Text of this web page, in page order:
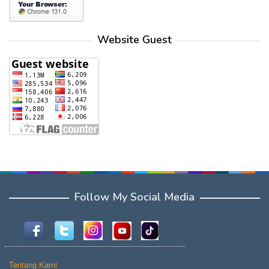
Website Guest
Follow My Social Media
Tentang Kami